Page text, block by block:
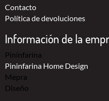
Contacto
Política de devoluciones
Información de la
Pininfarina
Pininfarina Home Design
Mepra
Diseño